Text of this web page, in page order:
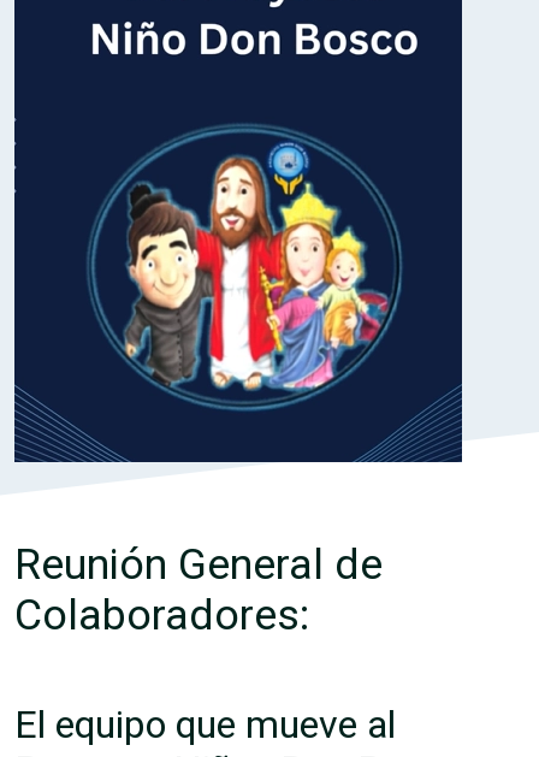
Reunión General de
Colaboradores:
El equipo que mueve al